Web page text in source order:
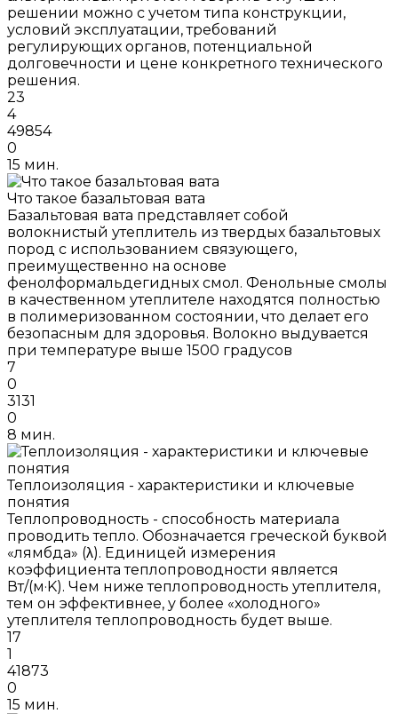
решении можно с учетом типа конструкции,
условий эксплуатации, требований
регулирующих органов, потенциальной
долговечности и цене конкретного технического
решения.
23
4
49854
0
15 мин.
Что такое базальтовая вата
Базальтовая вата представляет собой
волокнистый утеплитель из твердых базальтовых
пород с использованием связующего,
преимущественно на основе
фенолформальдегидных смол. Фенольные смолы
в качественном утеплителе находятся полностью
в полимеризованном состоянии, что делает его
безопасным для здоровья. Волокно выдувается
при температуре выше 1500 градусов
7
0
3131
0
8 мин.
Теплоизоляция - характеристики и ключевые
понятия
Теплопроводность - способность материала
проводить тепло. Обозначается греческой буквой
«лямбда» (λ). Единицей измерения
коэффициента теплопроводности является
Вт/(м·K). Чем ниже теплопроводность утеплителя,
тем он эффективнее, у более «холодного»
утеплителя теплопроводность будет выше.
17
1
41873
0
15 мин.